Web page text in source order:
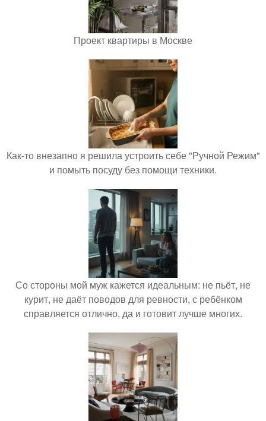
Проект квартиры в Москве
Как-то внезапно я решила устроить себе "Ручной Режим"
и помыть посуду без помощи техники.
Со стороны мой муж кажется идеальным: не пьёт, не
курит, не даёт поводов для ревности, с ребёнком
справляется отлично, да и готовит лучше многих.